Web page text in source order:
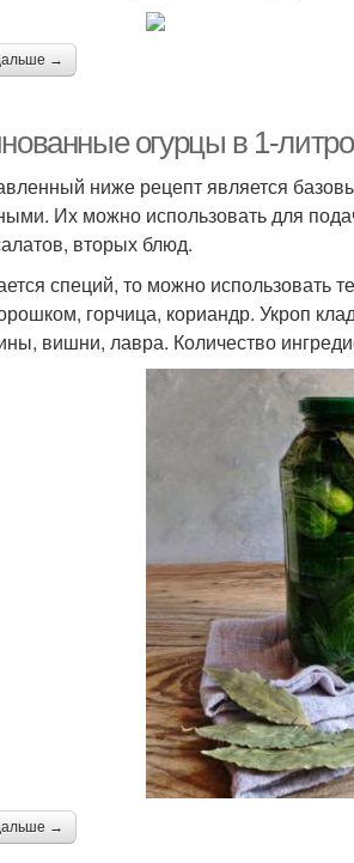
→
огурцы в 1-
ниже рецепт является
Их можно использовать для
вторых блюд.
специй, то можно
горчица, кориандр. Укроп
вишни, лавра. Количество
→